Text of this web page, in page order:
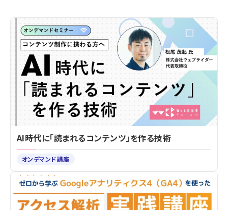
AI時代に「読まれるコンテンツ」を作る技術
オンデマンド講座